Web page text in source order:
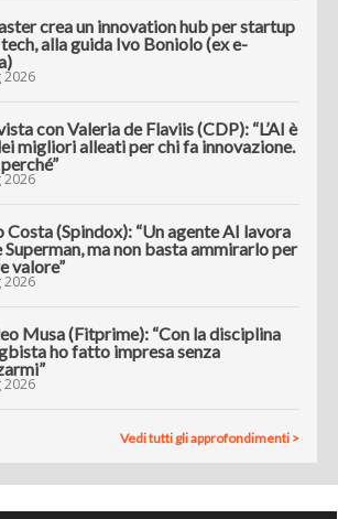
crea un innovation hub per startup
alla guida Ivo Boniolo (ex e-
2026
con Valeria de Flaviis (CDP): “L’AI è
migliori alleati per chi fa innovazione.
2026
Costa (Spindox): “Un agente AI lavora
Superman, ma non basta ammirarlo per
valore”
2026
Musa (Fitprime): “Con la disciplina
ho fatto impresa senza
2026
Vedi tutti gli approfondimenti >